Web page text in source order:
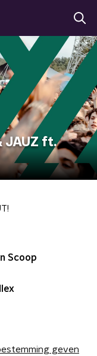
JAUZ ft.
Scoop
geven